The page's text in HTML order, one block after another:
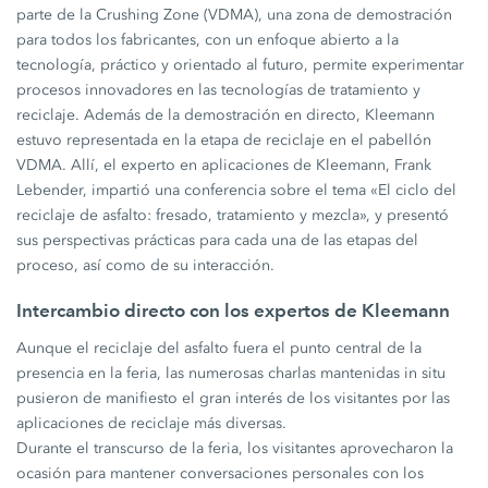
parte de la Crushing Zone (VDMA), una zona de demostración
para todos los fabricantes, con un enfoque abierto a la
tecnología, práctico y orientado al futuro, permite experimentar
procesos innovadores en las tecnologías de tratamiento y
reciclaje. Además de la demostración en directo, Kleemann
estuvo representada en la etapa de reciclaje en el pabellón
VDMA. Allí, el experto en aplicaciones de Kleemann, Frank
Lebender, impartió una conferencia sobre el tema «El ciclo del
reciclaje de asfalto: fresado, tratamiento y mezcla», y presentó
sus perspectivas prácticas para cada una de las etapas del
proceso, así como de su interacción.
Intercambio directo con los expertos de Kleemann
Aunque el reciclaje del asfalto fuera el punto central de la
presencia en la feria, las numerosas charlas mantenidas in situ
pusieron de manifiesto el gran interés de los visitantes por las
aplicaciones de reciclaje más diversas.
Durante el transcurso de la feria, los visitantes aprovecharon la
ocasión para mantener conversaciones personales con los